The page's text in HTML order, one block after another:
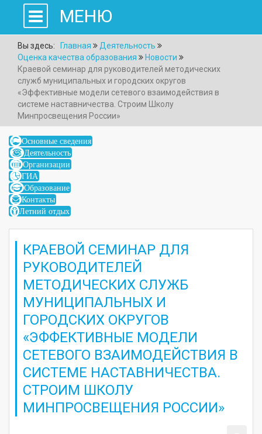
МЕНЮ
Вы здесь: Главная
Деятельность
Оценка качества образования
Новости
Краевой семинар для руководителей методических
служб муниципальных и городских округов
«Эффективные модели сетевого взаимодействия в
системе наставничества. Строим Школу
Минпросвещения России»
Основные сведения
Деятельность
Организации
ГИА
Образование
Контакты
Летний отдых
КРАЕВОЙ СЕМИНАР ДЛЯ
РУКОВОДИТЕЛЕЙ
МЕТОДИЧЕСКИХ СЛУЖБ
МУНИЦИПАЛЬНЫХ И
ГОРОДСКИХ ОКРУГОВ
«ЭФФЕКТИВНЫЕ МОДЕЛИ
СЕТЕВОГО ВЗАИМОДЕЙСТВИЯ В
СИСТЕМЕ НАСТАВНИЧЕСТВА.
СТРОИМ ШКОЛУ
МИНПРОСВЕЩЕНИЯ РОССИИ»